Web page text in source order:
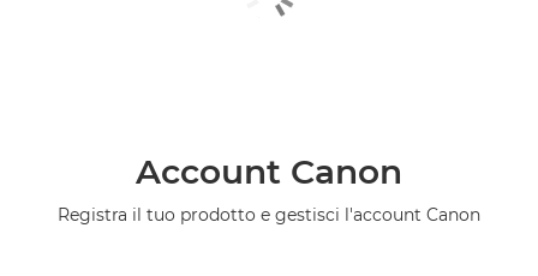
Account Canon
Registra il tuo prodotto e gestisci l'account Canon